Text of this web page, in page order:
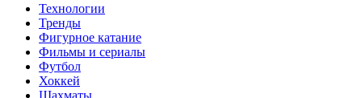
Технологии
Тренды
Фигурное катание
Фильмы и сериалы
Футбол
Хоккей
Шахматы